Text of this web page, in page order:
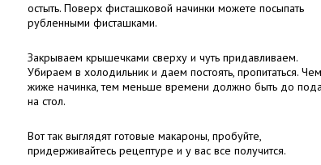
остыть. Поверх фисташковой начинки можете посыпать
рубленными фисташками.
Закрываем крышечками сверху и чуть придавливаем.
Убираем в холодильник и даем постоять, пропитаться. Чем
жиже начинка, тем меньше времени должно быть до
на стол.
Вот так выглядят готовые макароны, пробуйте,
придерживайтесь рецептуре и у вас все получится.